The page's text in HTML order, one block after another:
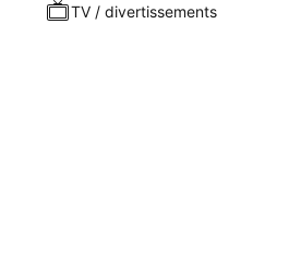
TV / divertissements